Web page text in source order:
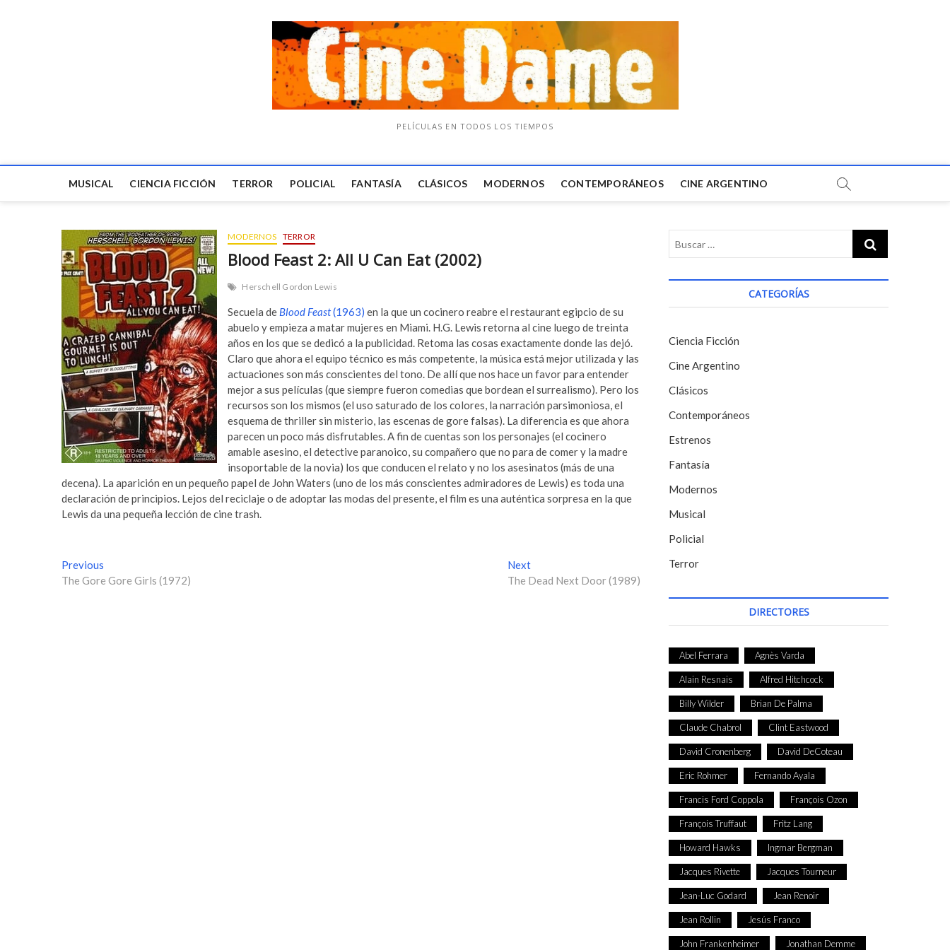
PELÍCULAS EN TODOS LOS TIEMPOS
MUSICAL CIENCIA FICCIÓN TERROR POLICIAL FANTASÍA CLÁSICOS MODERNOS CONTEMPORÁNEOS CINE ARGENTINO
MODERNOS TERROR
Blood Feast 2: All U Can Eat (2002)
Herschell Gordon Lewis
Secuela de Blood Feast(1963) en la que un cocinero reabre el restaurant egipcio de su
abuelo y empieza a matar mujeres en Miami. H.G. Lewis retorna al cine luego de treinta
años en los que se dedicó a la publicidad. Retoma las cosas exactamente donde las dejó.
Claro que ahora el equipo técnico es más competente, la música está mejor utilizada y las
actuaciones son más conscientes del tono. De allí que nos hace un favor para entender
mejor a sus películas (que siempre fueron comedias que bordean el surrealismo). Pero los
recursos son los mismos (el uso saturado de los colores, la narración parsimoniosa, el
esquema de thriller sin misterio, las escenas de gore falsas). La diferencia es que ahora
parecen un poco más disfrutables. A fin de cuentas son los personajes (el cocinero
amable asesino, el detective paranoico, su compañero que no para de comer y la madre
insoportable de la novia) los que conducen el relato y no los asesinatos (más de una
decena). La aparición en un pequeño papel de John Waters (uno de los más conscientes admiradores de Lewis) es toda una
declaración de principios. Lejos del reciclaje o de adoptar las modas del presente, el film es una auténtica sorpresa en la que
Lewis da una pequeña lección de cine trash.
N
a
Previous
r
The Gore Gore Girls (1972)
Next
e
The Dead Next Door (1989)
CATEGORÍAS
Ciencia Ficción
Cine Argentino
Clásicos
Contemporáneos
Estrenos
Fantasía
Modernos
Musical
Policial
Terror
DIRECTORES
Abel Ferrara Agnès Varda
Alain Resnais Alfred Hitchcock
Billy Wilder Brian De Palma
Claude Chabrol Clint Eastwood
David Cronenberg David DeCoteau
Eric Rohmer Fernando Ayala
Francis Ford Coppola François Ozon
François Truffaut Fritz Lang
Howard Hawks Ingmar Bergman
Jacques Rivette Jacques Tourneur
Jean-Luc Godard Jean Renoir
Jean Rollin Jesús Franco
John Frankenheimer Jonathan Demme